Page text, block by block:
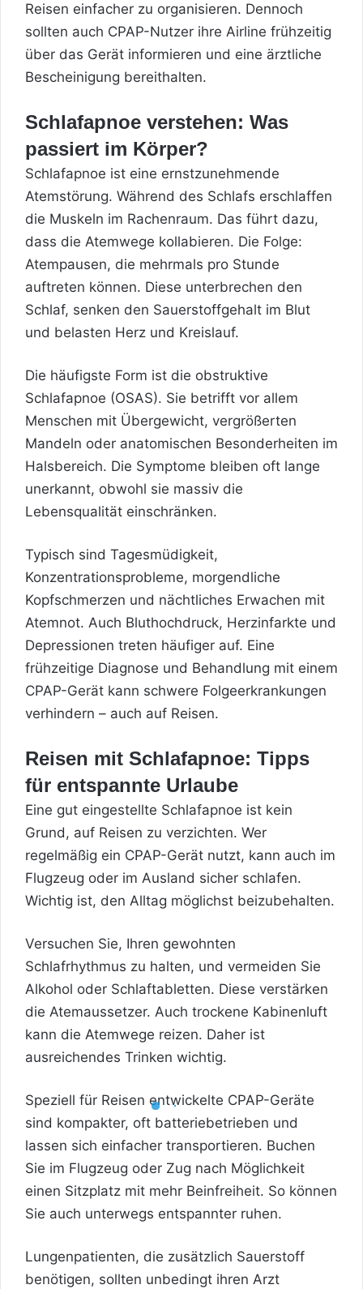
Reisen einfacher zu organisieren. Dennoch
sollten auch CPAP-Nutzer ihre Airline frühzeitig
über das Gerät informieren und eine ärztliche
Bescheinigung bereithalten.
Schlafapnoe verstehen: Was
passiert im Körper?
Schlafapnoe ist eine ernstzunehmende
Atemstörung. Während des Schlafs erschlaffen
die Muskeln im Rachenraum. Das führt dazu,
dass die Atemwege kollabieren. Die Folge:
Atempausen, die mehrmals pro Stunde
auftreten können. Diese unterbrechen den
Schlaf, senken den Sauerstoffgehalt im Blut
und belasten Herz und Kreislauf.
Die häufigste Form ist die obstruktive
Schlafapnoe (OSAS). Sie betrifft vor allem
Menschen mit Übergewicht, vergrößerten
Mandeln oder anatomischen Besonderheiten im
Halsbereich. Die Symptome bleiben oft lange
unerkannt, obwohl sie massiv die
Lebensqualität einschränken.
Typisch sind Tagesmüdigkeit,
Konzentrationsprobleme, morgendliche
Kopfschmerzen und nächtliches Erwachen mit
Atemnot. Auch Bluthochdruck, Herzinfarkte und
Depressionen treten häufiger auf. Eine
frühzeitige Diagnose und Behandlung mit einem
CPAP-Gerät kann schwere Folgeerkrankungen
verhindern – auch auf Reisen.
Reisen mit Schlafapnoe: Tipps
für entspannte Urlaube
Eine gut eingestellte Schlafapnoe ist kein
Grund, auf Reisen zu verzichten. Wer
regelmäßig ein CPAP-Gerät nutzt, kann auch im
Flugzeug oder im Ausland sicher schlafen.
Wichtig ist, den Alltag möglichst beizubehalten.
Versuchen Sie, Ihren gewohnten
Schlafrhythmus zu halten, und vermeiden Sie
Alkohol oder Schlaftabletten. Diese verstärken
die Atemaussetzer. Auch trockene Kabinenluft
kann die Atemwege reizen. Daher ist
ausreichendes Trinken wichtig.
Speziell für Reisen entwickelte CPAP-Geräte
sind kompakter, oft batteriebetrieben und
lassen sich einfacher transportieren. Buchen
Sie im Flugzeug oder Zug nach Möglichkeit
einen Sitzplatz mit mehr Beinfreiheit. So können
Sie auch unterwegs entspannter ruhen.
Lungenpatienten, die zusätzlich Sauerstoff
benötigen, sollten unbedingt ihren Arzt